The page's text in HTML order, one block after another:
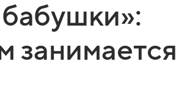
занимается